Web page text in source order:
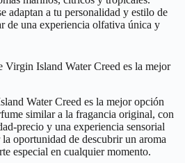
adaptan a tu personalidad y estilo de
de una experiencia olfativa única y
Virgin Island Water Creed es la mejor
Water Creed es la mejor opción
similar a la fragancia original, con
precio y una experiencia sensorial
oportunidad de descubrir un aroma
especial en cualquier momento.